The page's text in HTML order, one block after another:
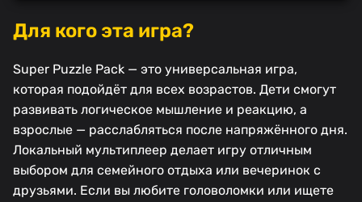
Для кого эта игра?
Super Puzzle Pack — это универсальная игра,
которая подойдёт для всех возрастов. Дети смогут
развивать логическое мышление и реакцию, а
взрослые — расслабляться после напряжённого дня.
Локальный мультиплеер делает игру отличным
выбором для семейного отдыха или вечеринок с
друзьями. Если вы любите головоломки или ищете